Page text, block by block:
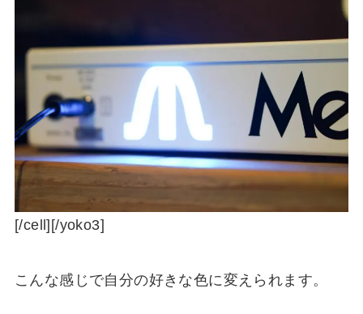
[/cell][/yoko3]
こんな感じで自分の好きな色に変えられます。